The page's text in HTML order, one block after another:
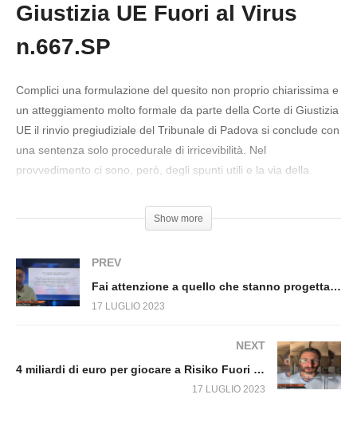
Quando il Governatore della Banca d’Italia non
Fuori dal Virus n.664.SP
Giustizia UE Fuori al Virus
n.667.SP
Complici una formulazione del quesito non proprio chiarissima e
un atteggiamento molto formale da parte della Corte di Giustizia
UE il rinvio pregiudiziale del Tribunale di Padova si conclude con
una sentenza solo procedurale di irricevibilità. Nel
provvedimento ci sono, però, degli spunti utili e la via della
#AlessandroFusillo #CorteGiustizia UnioneEuropea #Tribunale
Show more
PREV
Fai attenzione a quello che stanno progettando Le Banche Centrali. Fuori dal Virus n.666.SP
17 LUGLIO 2023
NEXT
4 miliardi di euro per giocare a Risiko Fuori dal Virus n.668.SP
17 LUGLIO 2023